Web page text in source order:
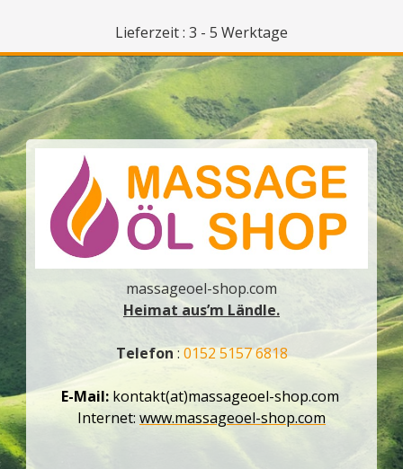
Lieferzeit : 3 - 5 Werktage
massageoel-shop.com
Heimat aus’m Ländle.
Telefon: 0152 5157 6818
E-Mail: kontakt(at)massageoel-shop.com
Internet: www.massageoel-shop.com